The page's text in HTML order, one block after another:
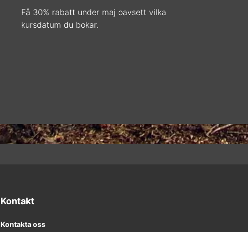
Få 30% rabatt under maj oavsett vilka
kursdatum du bokar.
Kontakt
Kontakta oss